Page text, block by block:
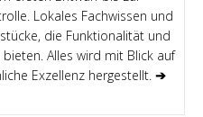
Lokales Fachwissen und
die Funktionalität und
Alles wird mit Blick auf
Exzellenz hergestellt. ➔